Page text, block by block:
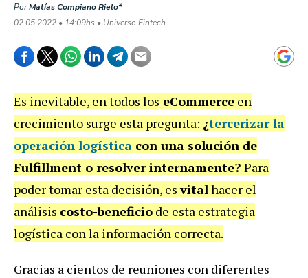
PorMatías Compiano Rielo*
02.05.2022 • 14:09hs • Universo Fintech
Es inevitable, en todos los eCommerce en
crecimiento surge esta pregunta: ¿tercerizar la
operación logística con una solución de
Fulfillment o resolver internamente? Para
poder tomar esta decisión, esvitalhacer el
análisis costo-beneficio de esta estrategia
logística con la información correcta.
Gracias a cientos de reuniones con diferentes